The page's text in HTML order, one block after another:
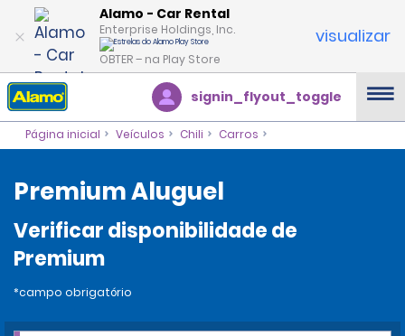
Alamo - Car Rental
Enterprise Holdings, Inc.
OBTER – na Play Store
visualizar
signin_flyout_toggle
Página inicial Veículos Chili Carros
Premium Aluguel
Verificar disponibilidade de
Premium
*campo obrigatório